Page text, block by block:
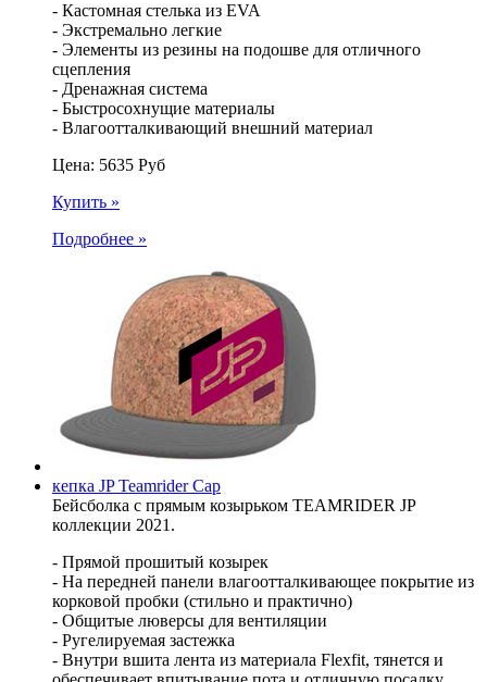
- Кастомная стелька из EVA
- Экстремально легкие
- Элементы из резины на подошве для отличного
сцепления
- Дренажная система
- Быстросохнущие материалы
- Влагоотталкивающий внешний материал
Цена: 5635 Руб
Купить »
Подробнее »
кепка JP Teamrider Cap
Бейсболка с прямым козырьком TEAMRIDER JP
коллекции 2021.
- Прямой прошитый козырек
- На передней панели влагоотталкивающее покрытие из
корковой пробки (стильно и практично)
- Общитые люверсы для вентиляции
- Ругелируемая застежка
- Внутри вшита лента из материала Flexfit, тянется и